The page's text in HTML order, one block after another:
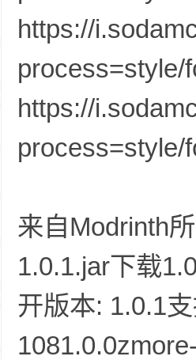
https://
process=style/
https://
process=style/
来自Modrinth
1.0.1.jar下载
开版本: 1.0.1